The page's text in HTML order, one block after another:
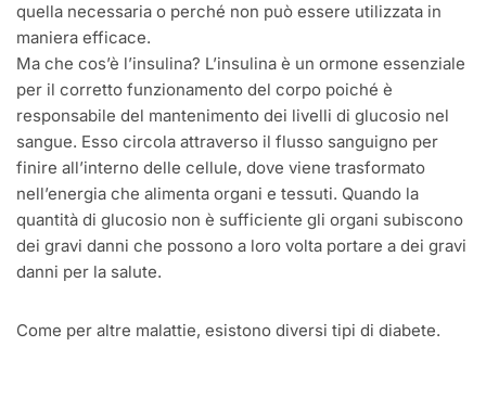
quella necessaria o perché non può essere utilizzata in
maniera efficace.
Ma che cos’è l’insulina? L’insulina è un ormone essenziale
per il corretto funzionamento del corpo poiché è
responsabile del mantenimento dei livelli di glucosio nel
sangue. Esso circola attraverso il flusso sanguigno per
finire all’interno delle cellule, dove viene trasformato
nell’energia che alimenta organi e tessuti. Quando la
quantità di glucosio non è sufficiente gli organi subiscono
dei gravi danni che possono a loro volta portare a dei gravi
danni per la salute.
Come per altre malattie, esistono diversi tipi di diabete.